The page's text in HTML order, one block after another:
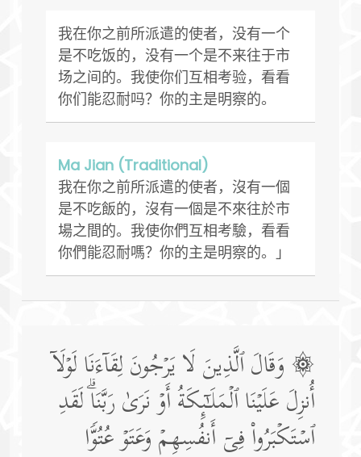
我在你之前所派遣的使者，没有一个
是不吃饭的，没有一个是不来往于市
场之间的。我使你们互相考验，看看
你们能忍耐吗？你的主是明察的。
Ma Jian (Traditional)
我在你之前所派遣的使者，沒有一個
是不吃飯的，沒有一個是不來往於市
場之間的。我使你們互相考驗，看看
你們能忍耐嗎？你的主是明察的。」
۞ وَقَالَ ٱلَّذِینَ لَا یَرۡجُونَ لِقَاۤءَنَا لَوۡلَاۤ
أُنزِلَ عَلَیۡنَا ٱلۡمَلَـٰۤىِٕكَةُ أَوۡ نَرَىٰ رَبَّنَاۗ لَقَدِ
ٱسۡتَكۡبَرُوا۟ فِیۤ أَنفُسِهِمۡ وَعَتَوۡ عُتُوࣰّا